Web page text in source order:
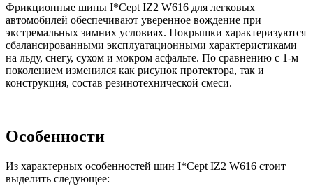
Фрикционные шины I*Cept IZ2 W616 для легковых
автомобилей обеспечивают уверенное вождение при
экстремальных зимних условиях. Покрышки характеризуются
сбалансированными эксплуатационными характеристиками
на льду, снегу, сухом и мокром асфальте. По сравнению с 1-м
поколением изменился как рисунок протектора, так и
конструкция, состав резинотехнической смеси.
Особенности
Из характерных особенностей шин I*Cept IZ2 W616 стоит
выделить следующее: